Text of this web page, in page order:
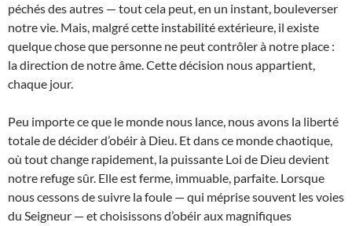
péchés des autres — tout cela peut, en un instant, bouleverser
notre vie. Mais, malgré cette instabilité extérieure, il existe
quelque chose que personne ne peut contrôler à notre place :
la direction de notre âme. Cette décision nous appartient,
chaque jour.
Peu importe ce que le monde nous lance, nous avons la liberté
totale de décider d’obéir à Dieu. Et dans ce monde chaotique,
où tout change rapidement, la puissante Loi de Dieu devient
notre refuge sûr. Elle est ferme, immuable, parfaite. Lorsque
nous cessons de suivre la foule — qui méprise souvent les voies
du Seigneur — et choisissons d’obéir aux magnifiques